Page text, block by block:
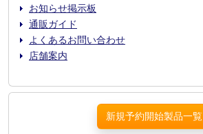
お知らせ掲示板
通販ガイド
よくあるお問い合わせ
店舗案内
新規予約開始製品一覧